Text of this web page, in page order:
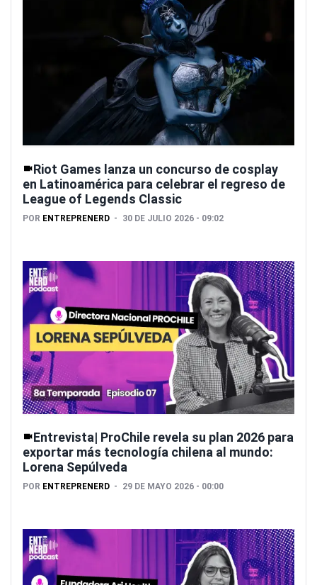
Riot Games lanza un concurso de cosplay
en Latinoamérica para celebrar el regreso de
League of Legends Classic
POR ENTREPRENERD 30 DE JULIO 2026 - 09:02
Entrevista| ProChile revela su plan 2026 para
exportar más tecnología chilena al mundo:
Lorena Sepúlveda
POR ENTREPRENERD 29 DE MAYO 2026 - 00:00